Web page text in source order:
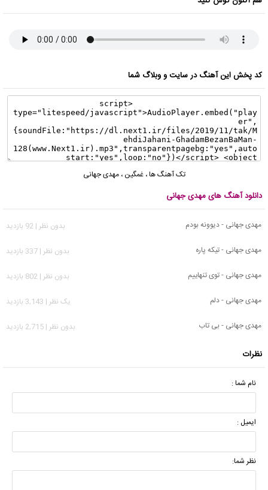
کد پخش این آهنگ در سایت و وبلاگ شما
تک آهنگ ها،غمگین ،مهدی جهانی
دانلود آهنگ های مهدی جهانی
مهدی جهانی - دیوونه بودم
بدون نظر | 92 بازدید
مهدی جهانی - تیکه پاره
بدون نظر | 337 بازدید
مهدی جهانی - توی تنهاییم
بدون نظر | 802 بازدید
مهدی جهانی - دلم
يک نظر | 3,143 بازدید
مهدی جهانی - بی تاب
بدون نظر | 2,715 بازدید
نظرات
نام شما :
ایمیل :
نظر شما: